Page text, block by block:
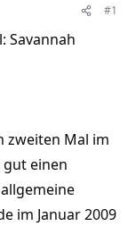
#1
Savannah
zweiten Mal im
gut einen
im Januar 2009